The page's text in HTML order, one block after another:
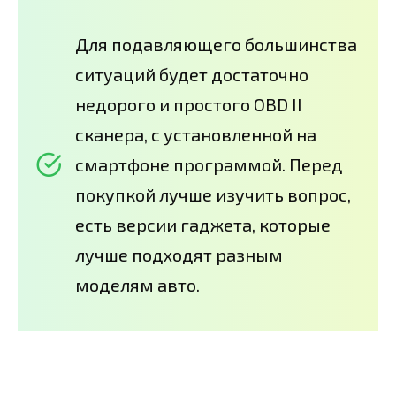
Для подавляющего большинства
ситуаций будет достаточно
недорого и простого OBD II
сканера, с установленной на
смартфоне программой. Перед
покупкой лучше изучить вопрос,
есть версии гаджета, которые
лучше подходят разным
моделям авто.